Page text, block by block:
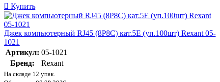
Купить
Джек компьютерный RJ45 (8P8C) кат.5E (уп.100шт) Rexant 05-
1021
Артикул: 05-1021
Бренд:
Rexant
На складе 12 упак.